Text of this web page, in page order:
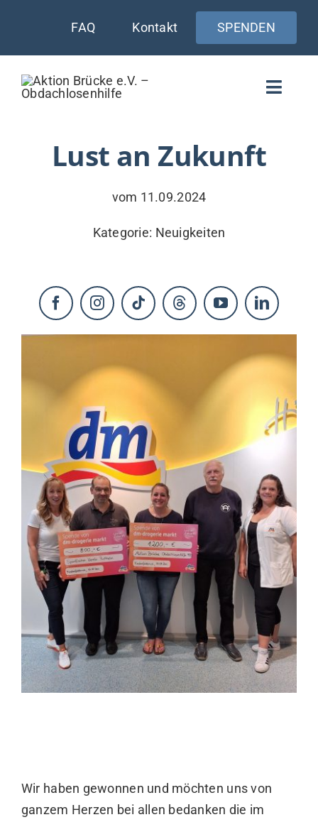
springen
FAQ Kontakt SPENDEN
Toggle
VERSORGUNG
KONTAKT
Lust an Zukunft
vom 11.09.2024
Kategorie: Neuigkeiten
Wir haben gewonnen und möchten uns von
ganzem Herzen bei allen bedanken die im